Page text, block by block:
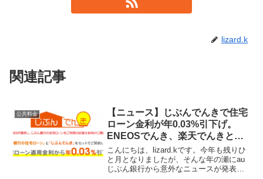
lizard.k
関連記事
公共料金
【ニュース】じぶんでんきで住宅
ローン金利が年0.03%引下げ。
ENEOSでんき、楽天でんきと比
較してみた。
こんにちは、lizard.kです。今年も残りひ
と月となりましたが、そんな年の瀬にau
じぶん銀行から意外なニュースが発表さ